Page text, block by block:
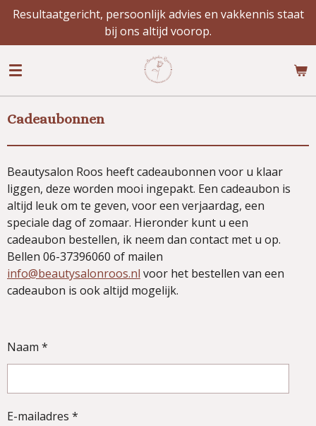
Ga
naar
de
Resultaatgericht, persoonlijk advies en vakkennis staat
bij ons altijd voorop.
Cadeaubonnen
Beautysalon Roos heeft cadeaubonnen voor u klaar
liggen, deze worden mooi ingepakt. Een cadeaubon is
altijd leuk om te geven, voor een verjaardag, een
speciale dag of zomaar. Hieronder kunt u een
cadeaubon bestellen, ik neem dan contact met u op.
Bellen 06-37396060 of mailen
info@beautysalonroos.nl voor het bestellen van een
cadeaubon is ook altijd mogelijk.
Naam *
E-mailadres *